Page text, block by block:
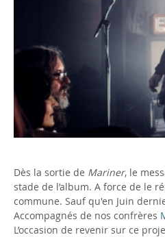
e
n
u
o
J
u
o
Dès la sortie de Mariner, le
stade de l’album. A force de le
commune. Sauf qu'en Juin
Accompagnés de nos confrères
L’occasion de revenir sur ce